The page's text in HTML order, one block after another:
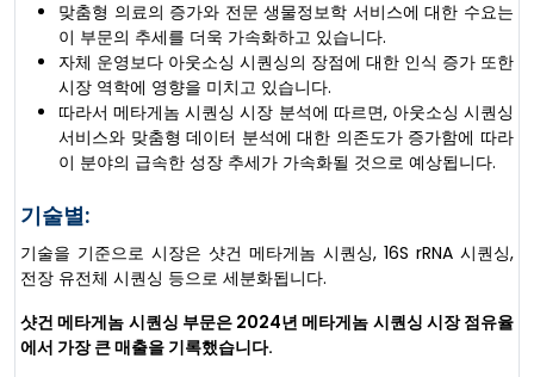
맞춤형 의료의 증가와 전문 생물정보학 서비스에 대한 수요는
이 부문의 추세를 더욱 가속화하고 있습니다.
자체 운영보다 아웃소싱 시퀀싱의 장점에 대한 인식 증가 또한
시장 역학에 영향을 미치고 있습니다.
따라서 메타게놈 시퀀싱 시장 분석에 따르면, 아웃소싱 시퀀싱
서비스와 맞춤형 데이터 분석에 대한 의존도가 증가함에 따라
이 분야의 급속한 성장 추세가 가속화될 것으로 예상됩니다.
기술별:
기술을 기준으로 시장은 샷건 메타게놈 시퀀싱, 16S rRNA 시퀀싱,
전장 유전체 시퀀싱 등으로 세분화됩니다.
샷건 메타게놈 시퀀싱 부문은 2024년 메타게놈 시퀀싱 시장 점유율
에서 가장 큰 매출을 기록했습니다.